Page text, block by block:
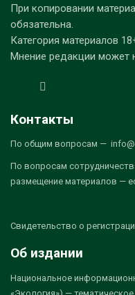
При копировании
обязательна.
Категория материалов
Мнение редакции может
Контакты
По общим вопросам —
По вопросам
размещение материалов —
Свидетельство о
Об издании
Национальное